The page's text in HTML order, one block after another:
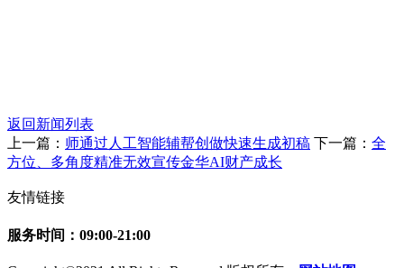
返回新闻列表
上一篇： 师通过人工智能辅帮创做快速生成初稿 下一篇： 全
方位、多角度精准无效宣传金华AI财产成长
友情链接
服务时间：09:00-21:00